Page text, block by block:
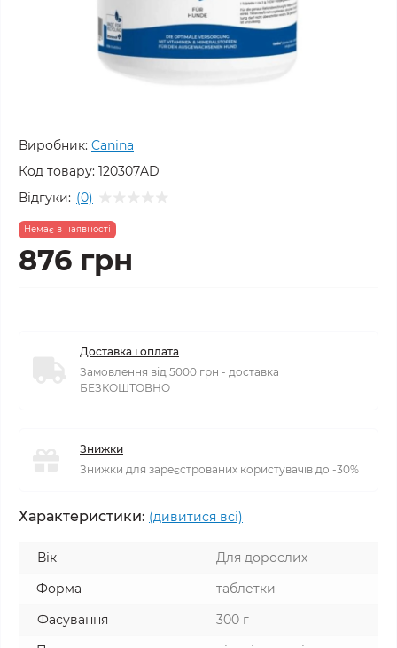
Виробник: Canina
Код товару: 120307AD
Відгуки: (0)
Немає в наявності
876 грн
Доставка і оплата
Замовлення від 5000 грн - доставка
БЕЗКОШТОВНО
Знижки
Знижки для зареєстрованих користувачів до -30%
Характеристики: (дивитися всі)
Вік
Для дорослих
Форма
таблетки
Фасування
300 г